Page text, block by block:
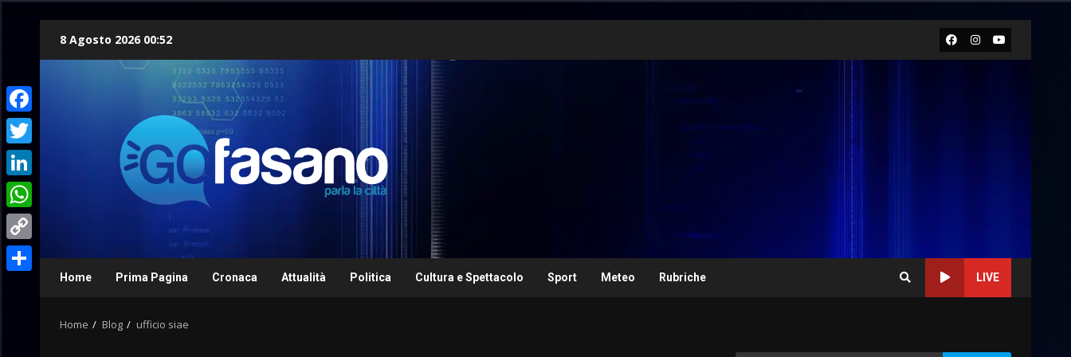
8 Agosto 2026 00:52 Facebook
Instagram
Youtube
Home Prima Pagina Cronaca Attualità Politica Cultura e Spettacolo Sport Meteo Rubriche LIVE
Home Blog ufficio siae
Facebook
Twitter
LinkedIn
WhatsApp
Copy